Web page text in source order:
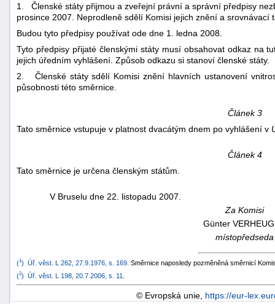
1. Členské státy přijmou a zveřejní právní a správní předpisy
prosince 2007. Neprodleně sdělí Komisi jejich znění a
Budou tyto předpisy používat ode dne 1. ledna 2008.
Tyto předpisy přijaté členskými státy musí obsahovat odkaz na
jejich úředním vyhlášení. Způsob odkazu si stanoví členské státy.
2. Členské státy sdělí Komisi znění hlavních ustanovení
působnosti této směrnice.
Článek 3
Tato směrnice vstupuje v platnost dvacátým dnem po vyhlášení v
Článek 4
Tato směrnice je určena členským státům.
V Bruselu dne 22. listopadu 2007.
Za Komisi
Günter
místopředseda
(1) Úř. věst. L 262, 27.9.1976, s. 169 . Směrnice naposledy pozměněná směrnicí
(2) Úř. věst. L 198, 20.7.2006, s. 11
© Evropská unie, https://eur-
-